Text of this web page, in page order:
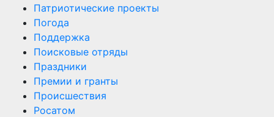
Патриотические проекты
Погода
Поддержка
Поисковые отряды
Праздники
Премии и гранты
Происшествия
Росатом